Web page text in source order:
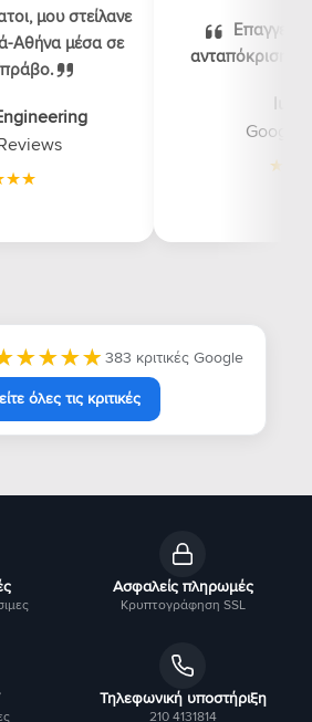
Ασφαλείς πληρωμές
Κρυπτογράφηση SSL
Τηλεφωνική υποστήριξη
210 4131814
μου στείλανε
Αθήνα μέσα σε
ανταπόκριση,
Google
383 κριτικές Google
όλες τις κριτικές